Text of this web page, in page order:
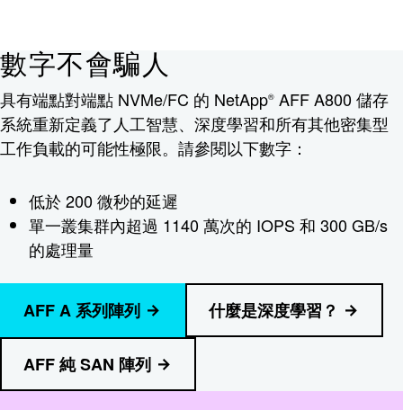
數字不會騙人
具有端點對端點 NVMe/FC 的 NetApp® AFF A800 儲存
系統重新定義了人工智慧、深度學習和所有其他密集型
工作負載的可能性極限。請參閱以下數字：
低於 200 微秒的延遲
單一叢集群內超過 1140 萬次的 IOPS 和 300 GB/s
的處理量
AFF A 系列陣列 什麼是深度學習？
AFF 純 SAN 陣列